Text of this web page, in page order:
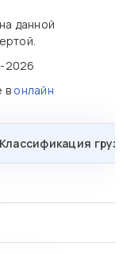
данной
2026
в онлайн
Классификация